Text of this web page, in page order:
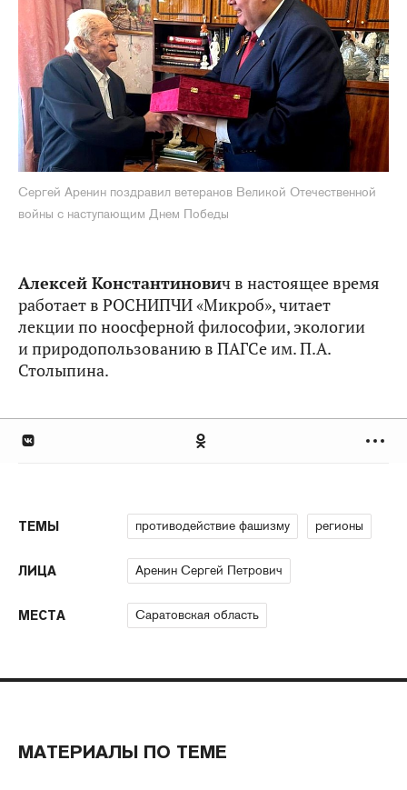
Сергей Аренин поздравил ветеранов Великой Отечественной
войны с наступающим Днем Победы
Алексей Константинович в настоящее время
работает в РОСНИПЧИ «Микроб», читает
лекции по ноосферной философии, экологии
и природопользованию в ПАГСе им. П.А.
Столыпина.
ТЕМЫ противодействие фашизму регионы
ЛИЦА Аренин Сергей Петрович
МЕСТА Саратовская область
МАТЕРИАЛЫ ПО ТЕМЕ